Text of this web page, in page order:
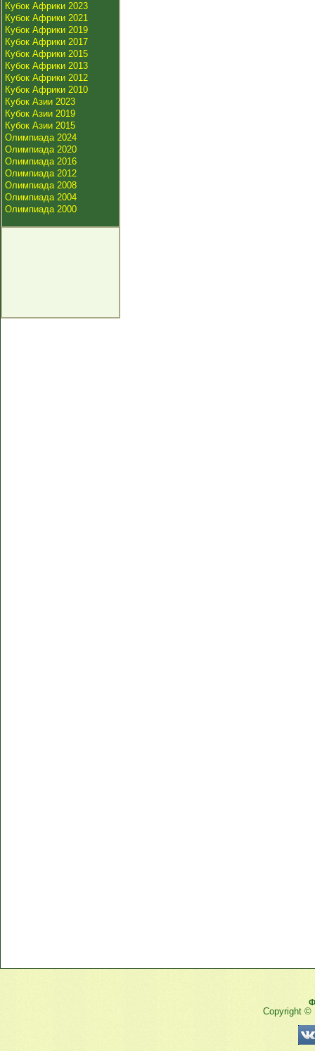
Кубок Африки 2023
Кубок Африки 2021
Кубок Африки 2019
Кубок Африки 2017
Кубок Африки 2015
Кубок Африки 2013
Кубок Африки 2012
Кубок Африки 2010
Кубок Азии 2023
Кубок Азии 2019
Кубок Азии 2015
Олимпиада 2024
Олимпиада 2020
Олимпиада 2016
Олимпиада 2012
Олимпиада 2008
Олимпиада 2004
Олимпиада 2000
Copyright ©